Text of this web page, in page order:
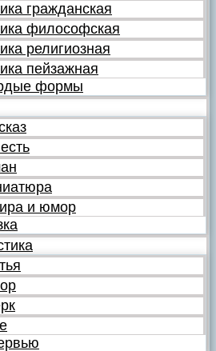
гражданская
философская
религиозная
пейзажная
формы
и юмор